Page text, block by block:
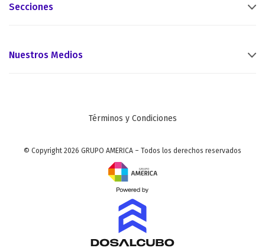
Secciones
Nuestros Medios
Términos y Condiciones
© Copyright 2026 GRUPO AMERICA – Todos los derechos reservados